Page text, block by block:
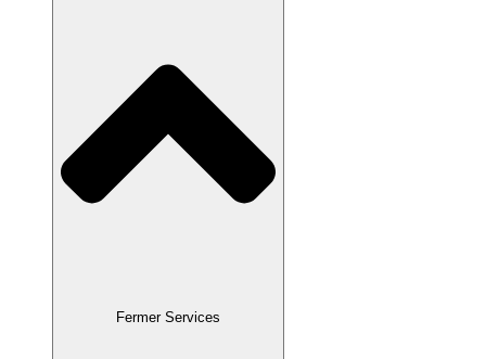
Fermer Services